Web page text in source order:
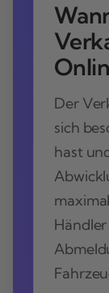
Der
sich
hast